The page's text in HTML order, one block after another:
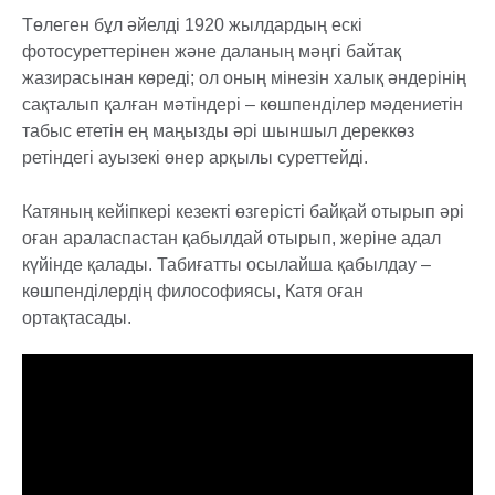
Төлеген бұл әйелді 1920 жылдардың ескі
фотосуреттерінен және даланың мәңгі байтақ
жазирасынан көреді; ол оның мінезін халық әндерінің
сақталып қалған мәтіндері – көшпенділер мәдениетін
табыс ететін ең маңызды әрі шыншыл дереккөз
ретіндегі ауызекі өнер арқылы суреттейді.
Катяның кейіпкері кезекті өзгерісті байқай отырып әрі
оған араласпастан қабылдай отырып, жеріне адал
күйінде қалады. Табиғатты осылайша қабылдау –
көшпенділердің философиясы, Катя оған
ортақтасады.